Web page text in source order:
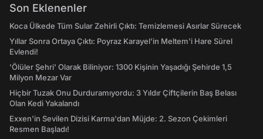
Son Eklenenler
Koca Ülkede Tüm Sular Zehirli Çıktı: Temizlemesi Asırlar Sürecek
Yıllar Sonra Ortaya Çıktı: Poyraz Karayel'in Meltem'i Hare Sürel
Evlendi!
'Ölüler Şehri' Olarak Biliniyor: 1300 Kişinin Yaşadığı Şehirde 1,5
Milyon Mezar Var
Hiçbir Tuzak Onu Durduramıyordu: 3 Yıldır Çiftçilerin Baş Belası
Olan Kedi Yakalandı
Exxen'in Sevilen Dizisi Karma'dan Müjde: 2. Sezon Çekimleri
Resmen Başladı!